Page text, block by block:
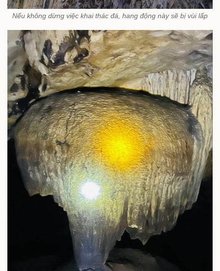
Nếu không dừng việc khai thác đá, hang động này sẽ bị vùi lấp